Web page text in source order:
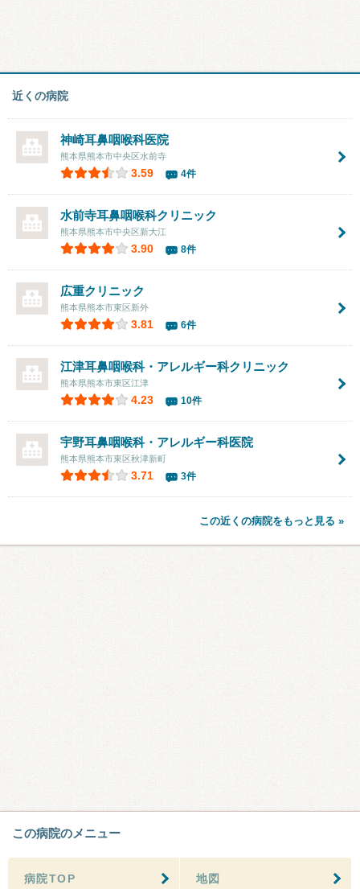
近くの病院
神崎耳鼻咽喉科医院
熊本県熊本市中央区水前寺
3.59 4件
水前寺耳鼻咽喉科クリニック
熊本県熊本市中央区新大江
3.90 8件
広重クリニック
熊本県熊本市東区新外
3.81 6件
江津耳鼻咽喉科・アレルギー科クリニック
熊本県熊本市東区江津
4.23 10件
宇野耳鼻咽喉科・アレルギー科医院
熊本県熊本市東区秋津新町
3.71 3件
この近くの病院をもっと見る »
この病院のメニュー
病院TOP 地図